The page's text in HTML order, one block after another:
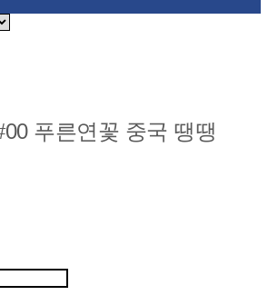
푸른연꽃 중국 땡땡